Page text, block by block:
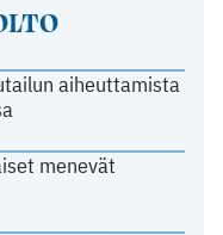
aiheuttamista
menevät